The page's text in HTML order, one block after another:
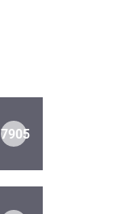
7905